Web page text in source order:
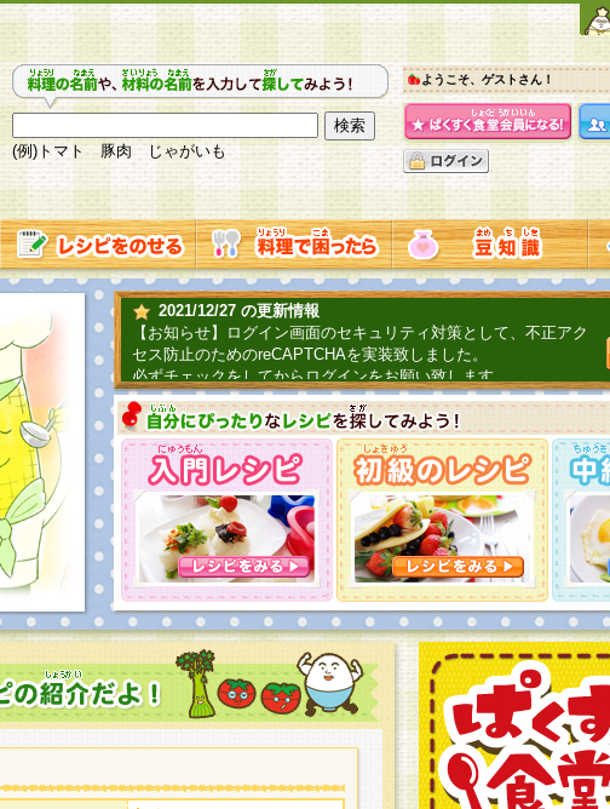
(例)トマト 豚肉 じゃがいも
ようこそ、ゲストさん！
2021/12/27 の更新情報
【お知らせ】ログイン画面のセキュリティ対策として、不正アク
セス防止のためのreCAPTCHAを実装致しました。
必ずチェックをしてからログインをお願い致します。
2019/06/04 の更新情報
ファーマ村からコーンシェフが簡単レシピを紹介するよ！こちら
2018/07/01 の更新情報
チャレンジ企画第三弾！お母さん、お父さんへ日頃の感謝をこめ
てごはんを作ろう！は終了致しました。たくさんの投稿、ありが
とうございました。次回企画もお楽しみに！